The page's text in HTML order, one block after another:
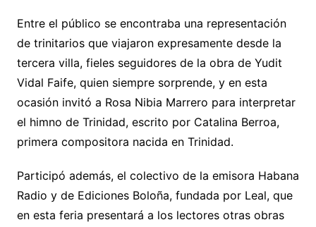
Entre el público se encontraba una representación
de trinitarios que viajaron expresamente desde la
tercera villa, fieles seguidores de la obra de Yudit
Vidal Faife, quien siempre sorprende, y en esta
ocasión invitó a Rosa Nibia Marrero para interpretar
el himno de Trinidad, escrito por Catalina Berroa,
primera compositora nacida en Trinidad.
Participó además, el colectivo de la emisora Habana
Radio y de Ediciones Boloña, fundada por Leal, que
en esta feria presentará a los lectores otras obras